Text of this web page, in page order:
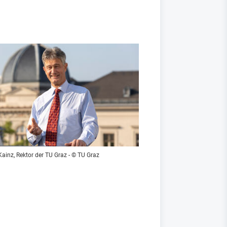
Rektor der TU Graz - © TU Graz